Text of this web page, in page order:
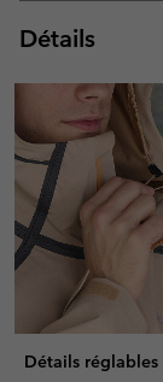
Détails
Détails réglables